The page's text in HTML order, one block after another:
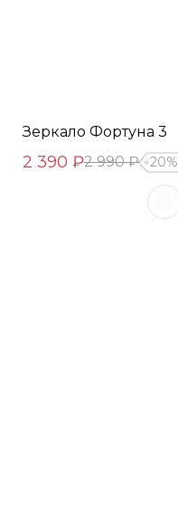
Зеркало Фортуна 3
2 390 ₽2 990 ₽ 20%